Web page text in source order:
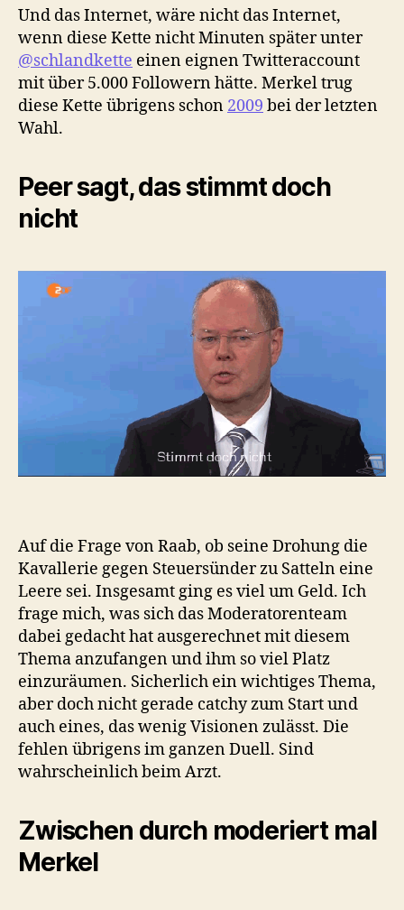
Und das Internet, wäre nicht das Internet,
wenn diese Kette nicht Minuten später unter
@schlandkette einen eignen Twitteraccount
mit über 5.000 Followern hätte. Merkel trug
diese Kette übrigens schon 2009 bei der letzten
Wahl.
Peer sagt, das stimmt doch
nicht
Auf die Frage von Raab, ob seine Drohung die
Kavallerie gegen Steuersünder zu Satteln eine
Leere sei. Insgesamt ging es viel um Geld. Ich
frage mich, was sich das Moderatorenteam
dabei gedacht hat ausgerechnet mit diesem
Thema anzufangen und ihm so viel Platz
einzuräumen. Sicherlich ein wichtiges Thema,
aber doch nicht gerade catchy zum Start und
auch eines, das wenig Visionen zulässt. Die
fehlen übrigens im ganzen Duell. Sind
wahrscheinlich beim Arzt.
Zwischen durch moderiert mal
Merkel